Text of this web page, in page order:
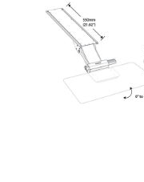
Region